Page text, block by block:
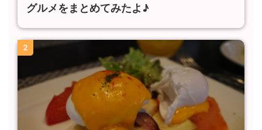
グルメをまとめてみたよ♪
2